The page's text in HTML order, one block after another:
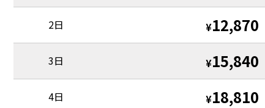
2日 ¥12,870
3日 ¥15,840
4日 ¥18,810